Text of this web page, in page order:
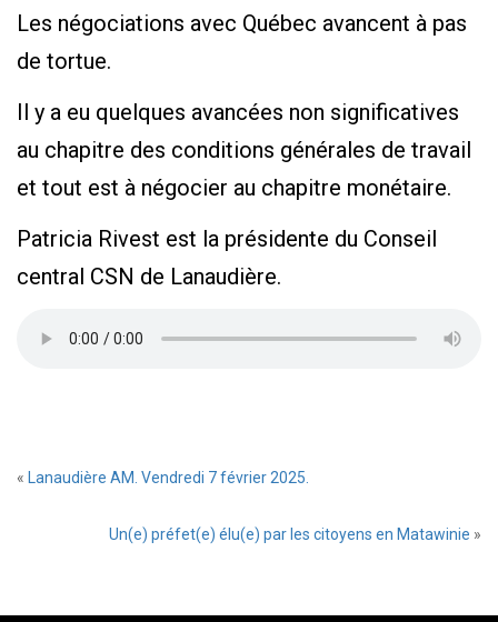
Les négociations avec Québec avancent à pas
de tortue.
Il y a eu quelques avancées non significatives
au chapitre des conditions générales de travail
et tout est à négocier au chapitre monétaire.
Patricia Rivest est la présidente du Conseil
central CSN de Lanaudière.
« Lanaudière AM. Vendredi 7 février 2025.
Un(e) préfet(e) élu(e) par les citoyens en Matawinie »